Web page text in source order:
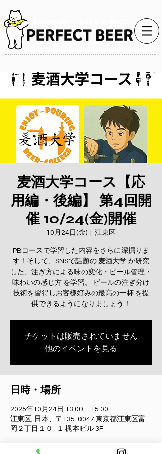
最高のビール体験で、人生をもっと豊かに。
麦酒大学コース【応
用編・後編】 第4回開
催 10/24(金)開催
10月24日(金) 江東区
PBコースで学習した内容をさらに深掘りま
す！そして、SNSで話題の 麦酒大学 が研究
した、注ぎ方による味の変化・ビール管理・
味わいの感じ方 を学習。 ビールの注ぎ分け
技術を習得しお客様好みの最高の一杯 を提
供できるようになりましょう！
チケットは販売されていません
他のイベントを見る
日時・場所
2025年10月24日 13:00 – 15:00
江東区, 日本、〒135-0047 東京都江東区富
岡２丁目１０−１ 梶本ビル 3F